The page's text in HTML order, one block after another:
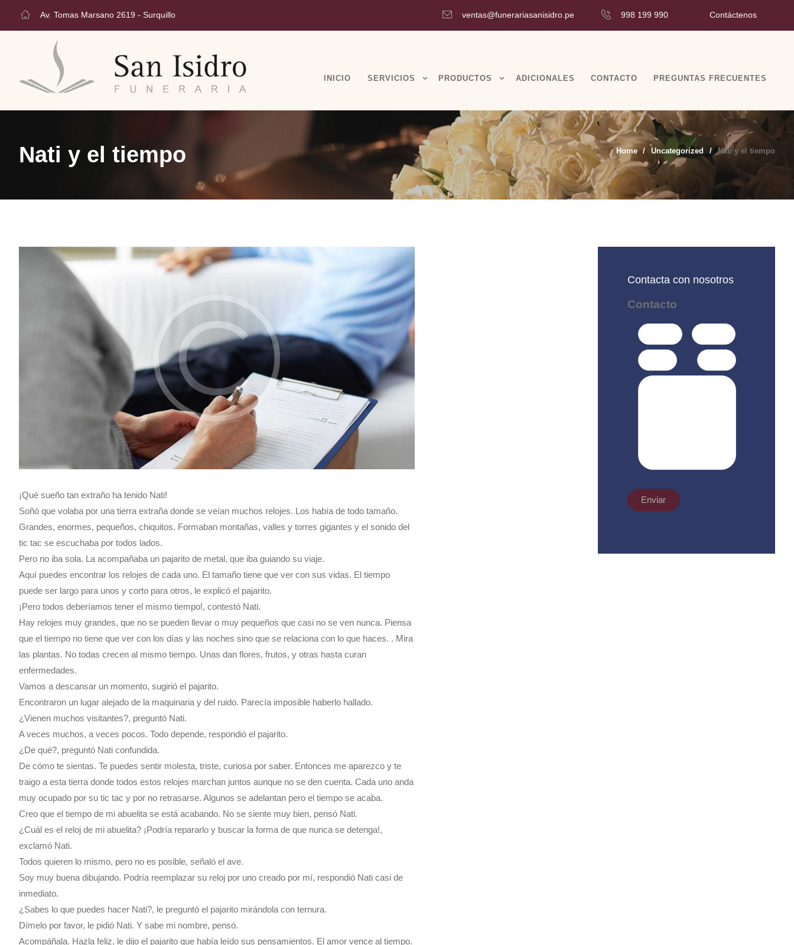
Av. Tomas Marsano 2619 - Surquillo ventas@funerariasanisidro.pe 998 199 990 Contáctenos
INICIO SERVICIOS PRODUCTOS ADICIONALES CONTACTO PREGUNTAS FRECUENTES
Nati y el tiempo Home Uncategorized Nati y el tiempo
¡Qué sueño tan extraño ha tenido Nati!
Soñó que volaba por una tierra extraña donde se veían muchos relojes. Los había de todo tamaño.
Grandes, enormes, pequeños, chiquitos. Formaban montañas, valles y torres gigantes y el sonido del
tic tac se escuchaba por todos lados.
Pero no iba sola. La acompañaba un pajarito de metal, que iba guiando su viaje.
Aquí puedes encontrar los relojes de cada uno. El tamaño tiene que ver con sus vidas. El tiempo
puede ser largo para unos y corto para otros, le explicó el pajarito.
¡Pero todos deberíamos tener el mismo tiempo!, contestó Nati.
Hay relojes muy grandes, que no se pueden llevar o muy pequeños que casi no se ven nunca. Piensa
que el tiempo no tiene que ver con los días y las noches sino que se relaciona con lo que haces. . Mira
las plantas. No todas crecen al mismo tiempo. Unas dan flores, frutos, y otras hasta curan
enfermedades.
Vamos a descansar un momento, sugirió el pajarito.
Encontraron un lugar alejado de la maquinaria y del ruido. Parecía imposible haberlo hallado.
¿Vienen muchos visitantes?, preguntó Nati.
A veces muchos, a veces pocos. Todo depende, respondió el pajarito.
¿De qué?, preguntó Nati confundida.
De cómo te sientas. Te puedes sentir molesta, triste, curiosa por saber. Entonces me aparezco y te
traigo a esta tierra donde todos estos relojes marchan juntos aunque no se den cuenta. Cada uno anda
muy ocupado por su tic tac y por no retrasarse. Algunos se adelantan pero el tiempo se acaba.
Creo que el tiempo de mi abuelita se está acabando. No se siente muy bien, pensó Nati.
¿Cuál es el reloj de mi abuelita? ¡Podría repararlo y buscar la forma de que nunca se detenga!,
exclamó Nati.
Todos quieren lo mismo, pero no es posible, señaló el ave.
Soy muy buena dibujando. Podría reemplazar su reloj por uno creado por mí, respondió Nati casi de
inmediato.
¿Sabes lo que puedes hacer Nati?, le preguntó el pajarito mirándola con ternura.
Dímelo por favor, le pidió Nati. Y sabe mi nombre, pensó.
Acompáñala. Hazla feliz, le dijo el pajarito que había leído sus pensamientos. El amor vence al tiempo.
Contacta con nosotros
Contacto